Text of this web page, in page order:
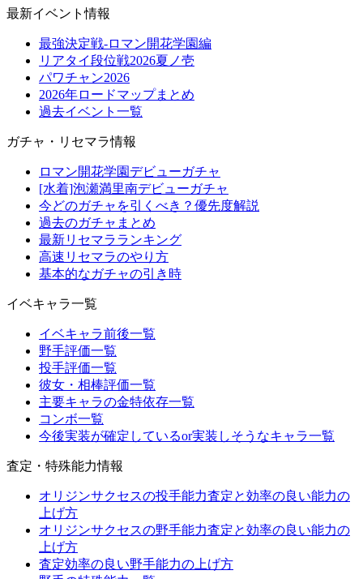
最新イベント情報
最強決定戦-ロマン開花学園編
リアタイ段位戦2026夏ノ壱
パワチャン2026
2026年ロードマップまとめ
過去イベント一覧
ガチャ・リセマラ情報
ロマン開花学園デビューガチャ
[水着]泡瀬満里南デビューガチャ
今どのガチャを引くべき？優先度解説
過去のガチャまとめ
最新リセマラランキング
高速リセマラのやり方
基本的なガチャの引き時
イベキャラ一覧
イベキャラ前後一覧
野手評価一覧
投手評価一覧
彼女・相棒評価一覧
主要キャラの金特依存一覧
コンボ一覧
今後実装が確定しているor実装しそうなキャラ一覧
査定・特殊能力情報
オリジンサクセスの投手能力査定と効率の良い能力の
上げ方
オリジンサクセスの野手能力査定と効率の良い能力の
上げ方
査定効率の良い野手能力の上げ方